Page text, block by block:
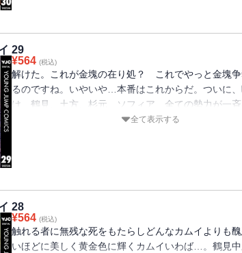
29
¥564 (税込)
解けた。これが金塊の在り処？ これでやっと金塊
るのですね。いやいや…本番はこれからだ。ついに
け、鶴見、土方、杉元、ソフィア、全ての勢力が一
舞台は、函館、五稜郭。終わりが始まる第29巻!!!!!!!
全て表示する
28
¥564 (税込)
触れる者に無残な死をもたらしどんなカムイよりも
いほどに美しく黄金色に輝くカムイいわば…。鶴見中